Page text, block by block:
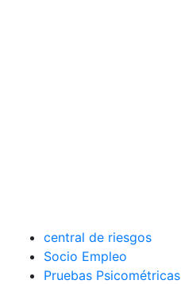
central de riesgos
Socio Empleo
Pruebas Psicométricas